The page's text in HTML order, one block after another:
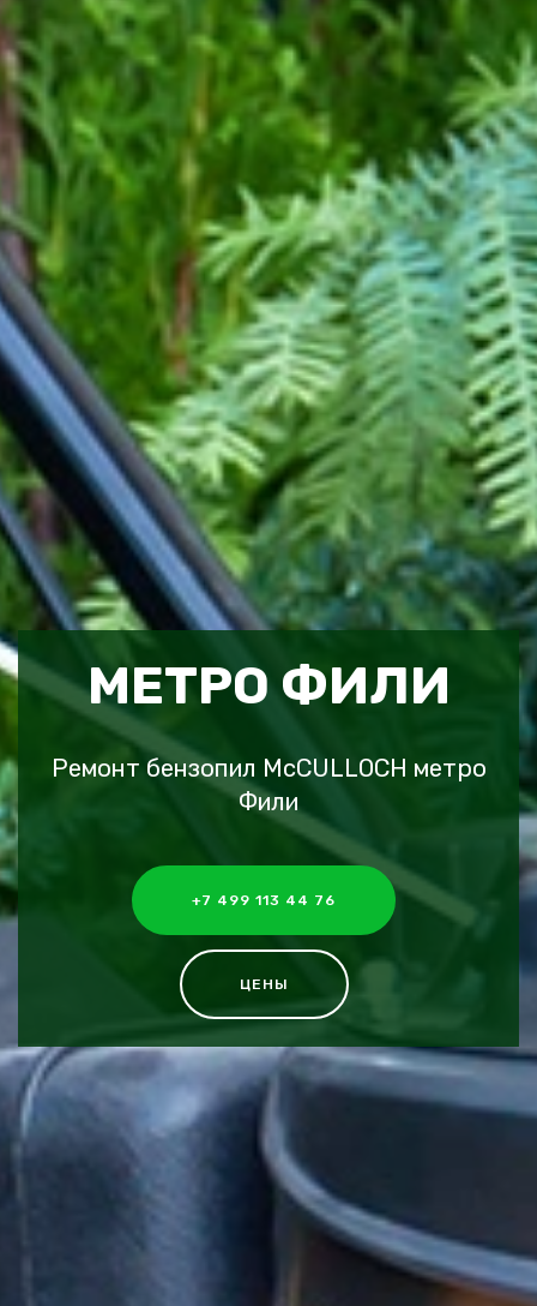
МЕТРО ФИЛИ
Ремонт бензопил McCULLOCH метро
Фили
+7 499 113 44 76
ЦЕНЫ